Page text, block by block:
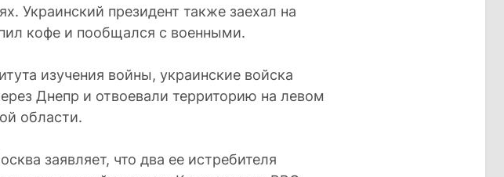
Украинский президент также заехал на
кофе и пообщался с военными.
изучения войны, украинские войска
Днепр и отвоевали территорию на левом
области.
заявляет, что два ее истребителя